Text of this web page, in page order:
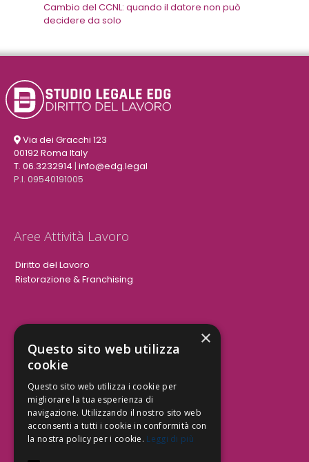
Cambio del CCNL: quando il datore non può
decidere da solo
Via dei Gracchi 123
00192 Roma Italy
T. 06.3232914 | info@edg.legal
P.I. 09540191005
Aree Attività Lavoro
Diritto del Lavoro
Ristorazione & Franchising
Aree Attività Civile
Tutele del Credito
Responsabilità Civile
Contrattualistica
×
Questo sito web utilizza
cookie
Questo sito web utilizza i cookie per
migliorare la tua esperienza di
navigazione. Utilizzando il nostro sito web
acconsenti a tutti i cookie in conformità con
la nostra policy per i cookie. Leggi di più